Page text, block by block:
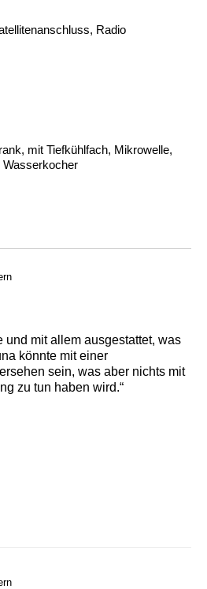
Radio
mit Tiefkühlfach, Mikrowelle,
Wasserkocher
und mit allem ausgestattet, was
könnte mit einer
sein, was aber nichts mit
zu tun haben wird.“